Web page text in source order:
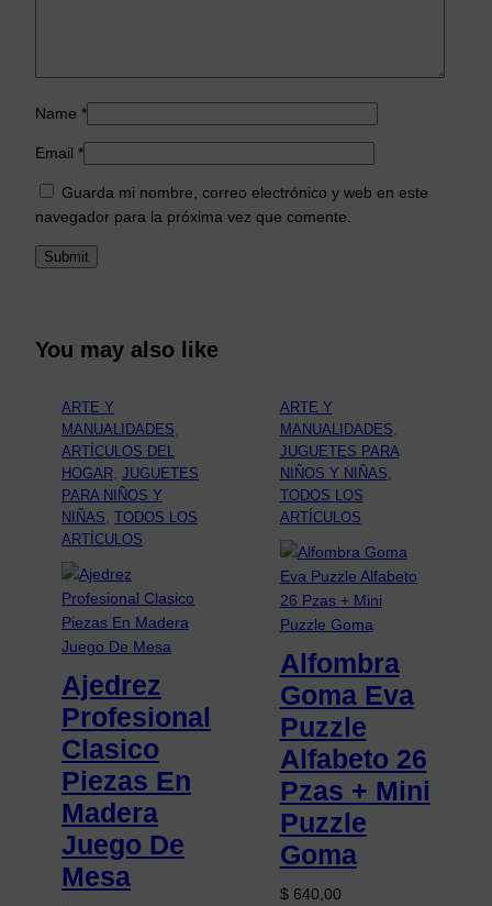
Name *
Email *
Guarda mi nombre, correo electrónico y web en este
navegador para la próxima vez que comente.
You may also like
ARTE Y
MANUALIDADES
ARTÍCULOS DEL
HOGAR, JUGUETES
PARA NIÑOS Y
NIÑAS, TODOS LOS
ARTÍCULOS
Ajedrez
Profesional
Clasico
Piezas En
Madera
Juego De
Mesa
ARTE Y
MANUALIDADES
JUGUETES PARA
NIÑOS Y NIÑAS
TODOS LOS
ARTÍCULOS
Alfombra
Goma Eva
Puzzle
Alfabeto 26
Pzas + Mini
Puzzle
Goma
$640,00